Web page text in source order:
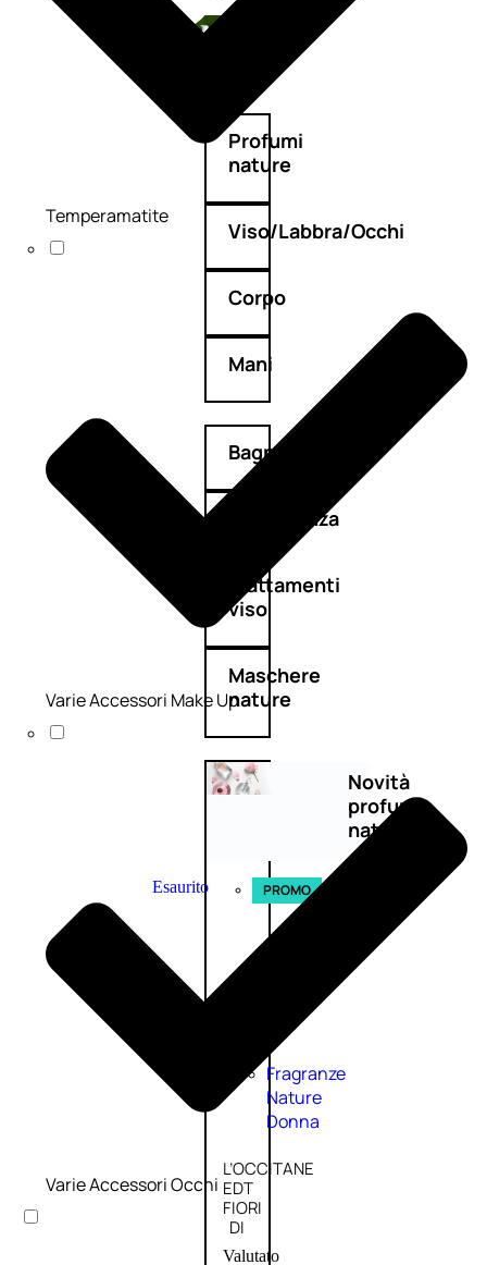
Profumi
nature
Viso/Labbra/Occhi
Corpo
Mani
Bagno
Detergenza
Trattamenti
viso
Maschere
nature
Novità
profumi
nature
Esaurito PROMO
Fragranze
Nature
Donna
L’OCCITANE
EDT
FIORI
DI
Valutato
Temperamatite
Varie Accessori Make Up
Varie Accessori Occhi